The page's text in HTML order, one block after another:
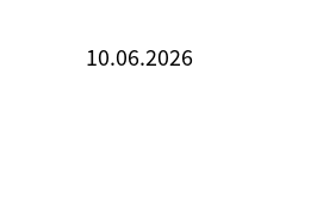
10.06.2026